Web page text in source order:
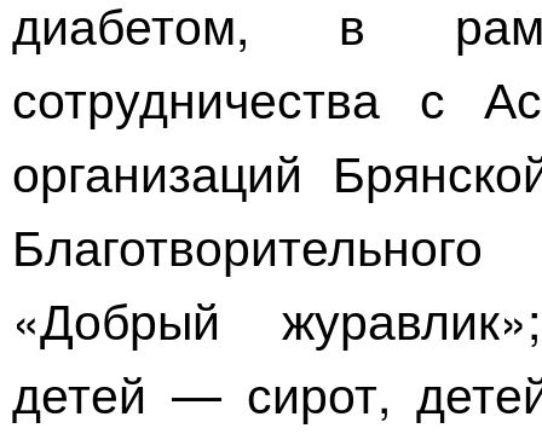
диабетом, в
сотрудничества с
организаций
«Добрый
детей — сирот,